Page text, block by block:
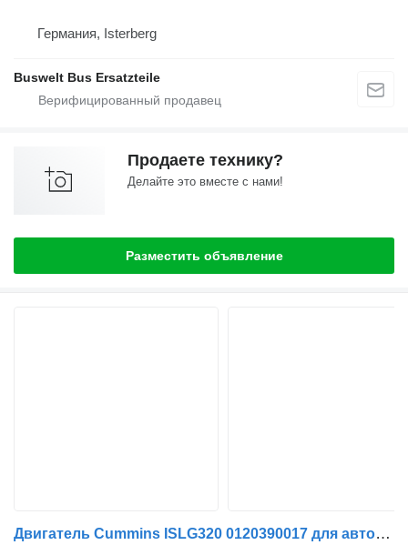
Германия, Isterberg
Buswelt Bus Ersatzteile
Продаете технику?
Делайте это вместе с нами!
Разместить объявление
Двигатель Cummins ISLG320 0120390017 для автобуса Solaris Urbino, Alpino, Vacanza (1999-)